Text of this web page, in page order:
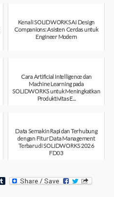
Kenali SOLIDWORKS AI Design
Companions: Asisten Cerdas untuk
Engineer Modern
Cara Artificial Intelligence dan
Machine Learning pada
SOLIDWORKS untuk Meningkatkan
Produktivitas E...
Data Semakin Rapi dan Terhubung
dengan Fitur Data Management
Terbaru di SOLIDWORKS 2026
FD03
T